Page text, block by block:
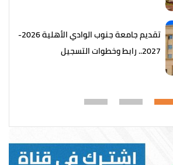
تقديم جامعة جنوب الوادي الأهلية 2026-
2027.. رابط وخطوات التسجيل